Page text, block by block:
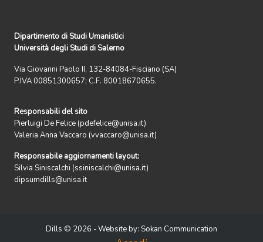
Dipartimento di Studi Umanistici
Università degli Studi di Salerno
Via Giovanni Paolo II, 132-84084-Fisciano (SA)
P.IVA 00851300657; C.F. 80018670655.
Responsabili del sito
Pierluigi De Felice (pdefelice@unisa.it)
Valeria Anna Vaccaro (vvaccaro@unisa.it)
Responsabile aggiornamenti layout:
Silvia Siniscalchi (ssiniscalchi@unisa.it)
dipsumdills@unisa.it
Dills © 2026 - Website by: Sokan Communication